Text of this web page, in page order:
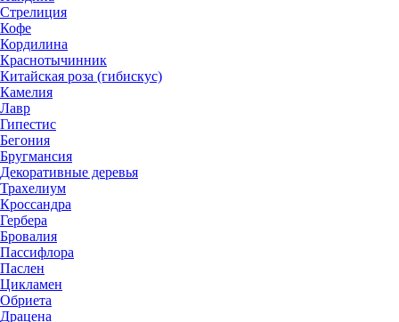
Стрелиция
Кофе
Кордилина
Краснотычинник
Китайская роза (гибискус)
Камелия
Лавр
Гипестис
Бегония
Бругмансия
Декоративные деревья
Трахелиум
Кроссандра
Гербера
Бровалия
Пассифлора
Паслен
Цикламен
Обриета
Драцена